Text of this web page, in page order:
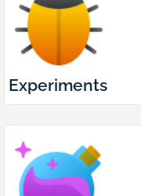
Experiments